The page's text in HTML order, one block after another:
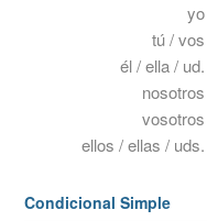
yo
tú / vos
él / ella / ud.
nosotros
vosotros
ellos / ellas / uds.
Condicional Simple